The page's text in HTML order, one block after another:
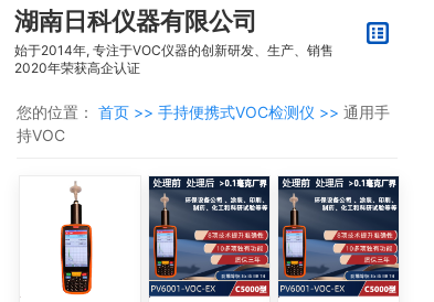
湖南日科仪器有限公司
始于2014年, 专注于VOC仪器的创新研发、生产、销售
2020年荣获高企认证
您的位置： 首页 >> 手持便携式VOC检测仪 >> 通用手
持VOC